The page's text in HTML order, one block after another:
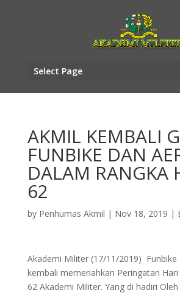
Select Page
AKMIL KEMBALI
FUNBIKE DAN
DALAM RANGKA
62
by Penhumas Akmil | Nov 18, 2019 |
Akademi Militer (17/11/2019) Funbike
kembali memeriahkan Peringatan
62 Akademi Militer. Yang di hadiri